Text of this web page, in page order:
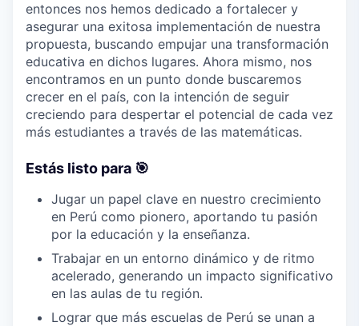
entonces nos hemos dedicado a fortalecer y
asegurar una exitosa implementación de nuestra
propuesta, buscando empujar una transformación
educativa en dichos lugares. Ahora mismo, nos
encontramos en un punto donde buscaremos
crecer en el país, con la intención de seguir
creciendo para despertar el potencial de cada vez
más estudiantes a través de las matemáticas.
Estás listo para 🎯
Jugar un papel clave en nuestro crecimiento
en Perú como pionero, aportando tu pasión
por la educación y la enseñanza.
Trabajar en un entorno dinámico y de ritmo
acelerado, generando un impacto significativo
en las aulas de tu región.
Lograr que más escuelas de Perú se unan a